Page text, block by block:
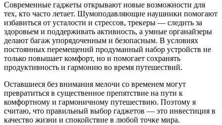
Современные гаджеты открывают новые возможности для
тех, кто часто летает. Шумоподавляющие наушники помогают
избавиться от усталости и стрессов, трекеры — следить за
здоровьем и поддерживать активность, а умные органайзеры
делают багаж упорядоченным и безопасным. В условиях
постоянных перемещений продуманный набор устройств не
только повышает комфорт, но и помогает сохранять
продуктивность и гармонию во время путешествий.
Оставшиеся без внимания мелочи со временем могут
превратиться в существенное препятствие на пути к
комфортному и гармоничному путешествию. Поэтому я
считаю, что правильный выбор гаджетов — это инвестиция в
качество жизни и спокойствие в любой точке мира.